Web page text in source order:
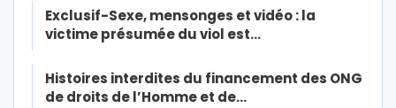
Exclusif-Sexe, mensonges et vidéo : la
victime présumée du viol est…
Histoires interdites du financement des ONG
de droits de l’Homme et de…